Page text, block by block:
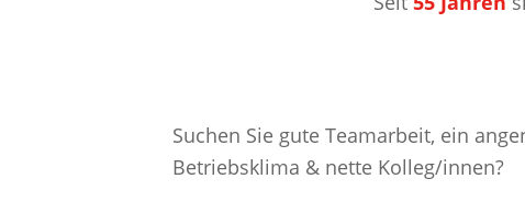
Suchen Sie gute Teamarbeit, ein
Betriebsklima & nette Kolleg/innen?